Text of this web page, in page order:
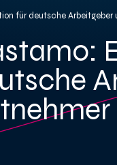
für deutsche Arbeitgeber